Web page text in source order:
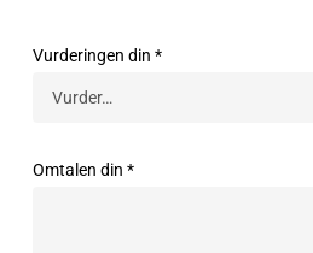
Vurderingen din *
Omtalen din *